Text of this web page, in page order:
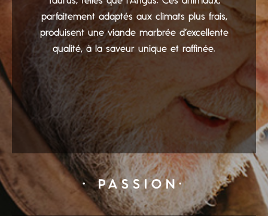
parfaitement adaptés aux climats plus frais,
produisent une viande marbrée d’excellente
qualité, à la saveur unique et raffinée.
· PASSION·